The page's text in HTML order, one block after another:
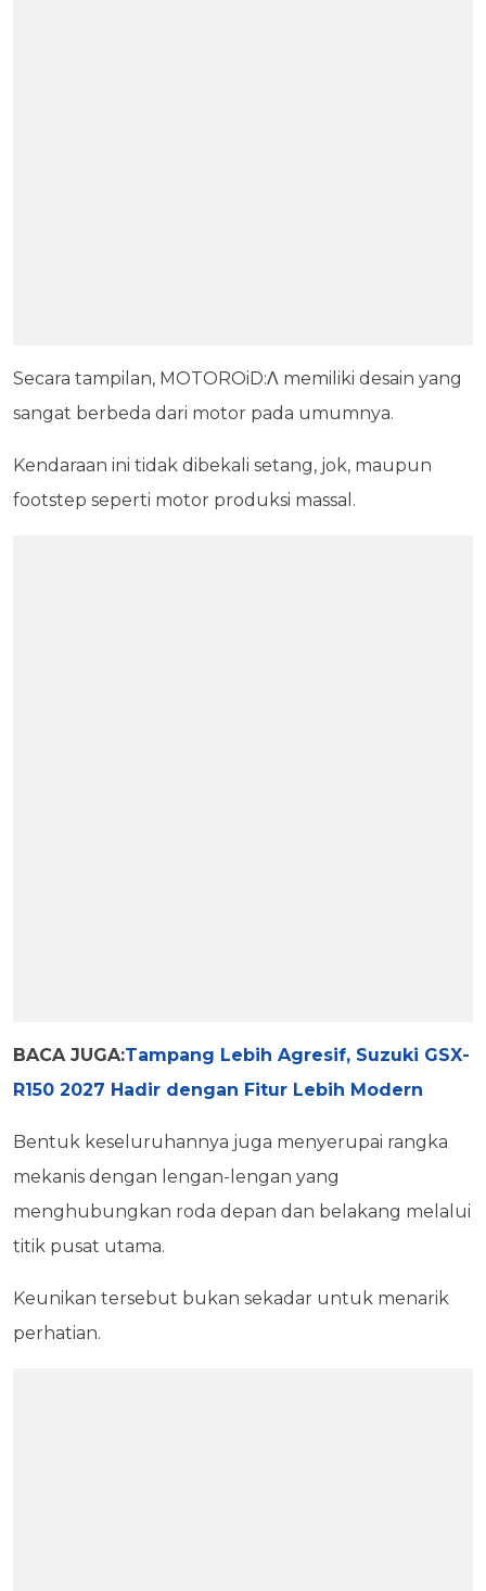
Secara tampilan, MOTOROiD:Λ memiliki desain yang
sangat berbeda dari motor pada umumnya.
Kendaraan ini tidak dibekali setang, jok, maupun
footstep seperti motor produksi massal.
BACA JUGA:Tampang Lebih Agresif, Suzuki GSX-
R150 2027 Hadir dengan Fitur Lebih Modern
Bentuk keseluruhannya juga menyerupai rangka
mekanis dengan lengan-lengan yang
menghubungkan roda depan dan belakang melalui
titik pusat utama.
Keunikan tersebut bukan sekadar untuk menarik
perhatian.